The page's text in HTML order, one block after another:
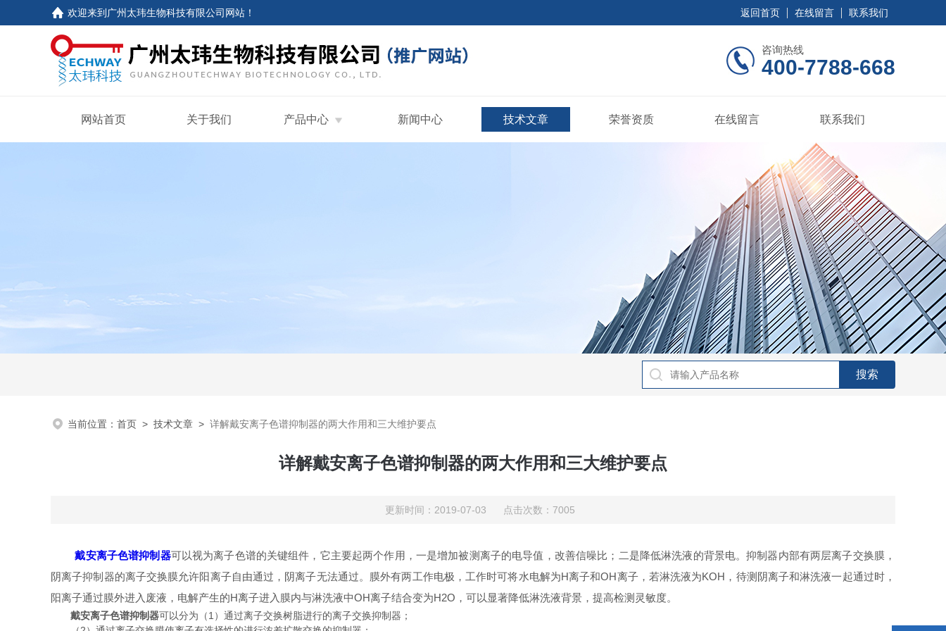
欢迎来到 广州太玮生物科技有限公司网站 ！ 返回首页 在线留言 联系我们
咨询热线
400-7788-668
网站首页 关于我们 产品中心 新闻中心 技术文章 荣誉资质 在线留言 联系我们
当前位置： 首页 > 技术文章 > 详解戴安离子色谱抑制器的两大作用和三大维护要点
详解戴安离子色谱抑制器的两大作用和三大维护要点
更新时间：2019-07-03 点击次数：7005
戴安离子色谱抑制器可以视为离子色谱的关键组件，它主要起两个作用，一是增加被测离子的电导值，改善信噪比；二是降低淋洗液的背景电。抑制器内部有两层离子交换膜，
阴离子抑制器的离子交换膜允许阳离子自由通过，阴离子无法通过。膜外有两工作电极，工作时可将水电解为H离子和OH离子，若淋洗液为KOH，待测阴离子和淋洗液一起通过时，
阳离子通过膜外进入废液，电解产生的H离子进入膜内与淋洗液中OH离子结合变为H2O，可以显著降低淋洗液背景，提高检测灵敏度。
戴安离子色谱抑制器可以分为（1）通过离子交换树脂进行的离子交换抑制器；